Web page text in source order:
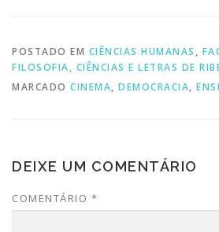
POSTADO EM CIÊNCIAS HUMANAS ,
FILOSOFIA, CIÊNCIAS E LETRAS DE
MARCADO CINEMA, DEMOCRACIA,
DEIXE UM COMENTÁRIO
COMENTÁRIO *